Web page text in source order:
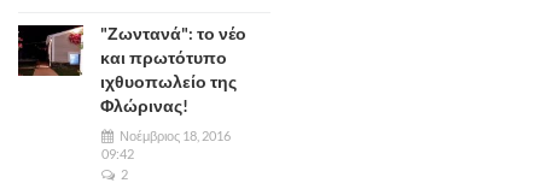
"Ζωντανά": το νέο
και πρωτότυπο
ιχθυοπωλείο της
Φλώρινας!
Νοέμβριος 18, 2016
09:42
2